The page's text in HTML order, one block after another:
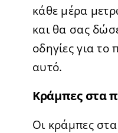
κάθε μέρα
και θα σας
οδηγίες για το
αυτό.
Κράμπες στα
Οι κράμπες στα